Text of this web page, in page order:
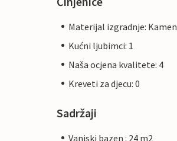
Materijal izgradnje: Kamen
Kućni ljubimci: 1
Naša ocjena kvalitete: 4
Kreveti za djecu: 0
Sadržaji
Vanjski bazen : 24 m2